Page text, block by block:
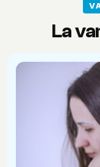
La